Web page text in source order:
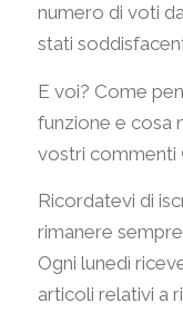
numero di voti
stati
E voi? Come
funzione e cosa
vostri commenti
Ricordatevi di
rimanere
Ogni lunedì
articoli relativi a